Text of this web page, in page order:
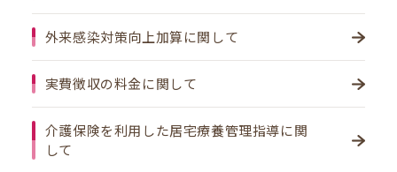
外来感染対策向上加算に関して
実費徴収の料金に関して
介護保険を利用した居宅療養管理指導に関
して